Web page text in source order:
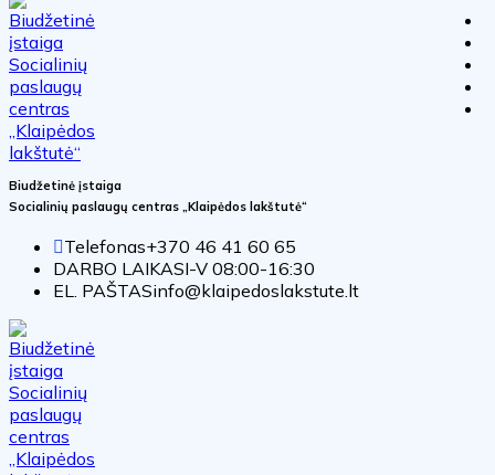
Biudžetinė įstaiga
Socialinių paslaugų centras „Klaipėdos lakštutė“
Telefonas+370 46 41 60 65
DARBO LAIKASI-V 08:00-16:30
EL. PAŠTASinfo@klaipedoslakstute.lt